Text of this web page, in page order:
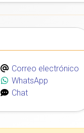
Correo electrónico
WhatsApp
Chat